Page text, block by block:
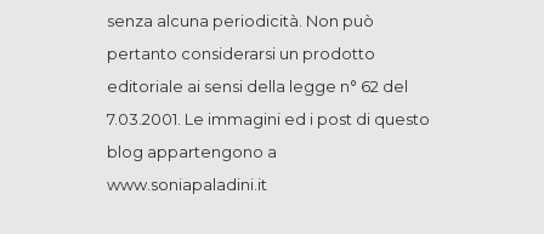
senza alcuna periodicità. Non può
pertanto considerarsi un prodotto
editoriale ai sensi della legge n° 62 del
7.03.2001. Le immagini ed i post di questo
blog appartengono a
www.soniapaladini.it